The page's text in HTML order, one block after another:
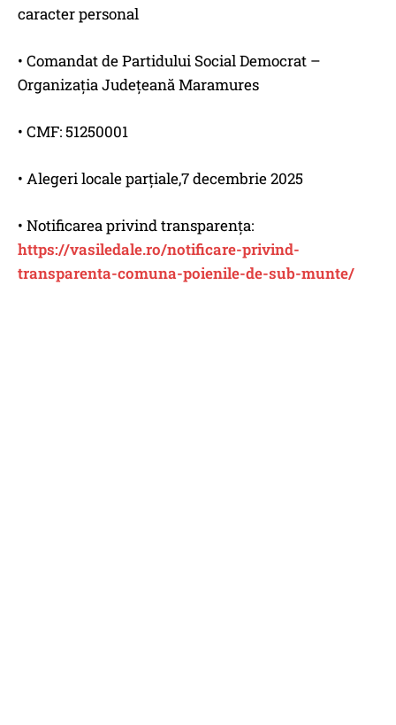
caracter personal
• Comandat de Partidului Social Democrat –
Organizația Județeană Maramures
• CMF: 51250001
• Alegeri locale parţiale,7 decembrie 2025
• Notificarea privind transparența:
https://vasiledale.ro/notificare-privind-
transparenta-comuna-poienile-de-sub-munte/